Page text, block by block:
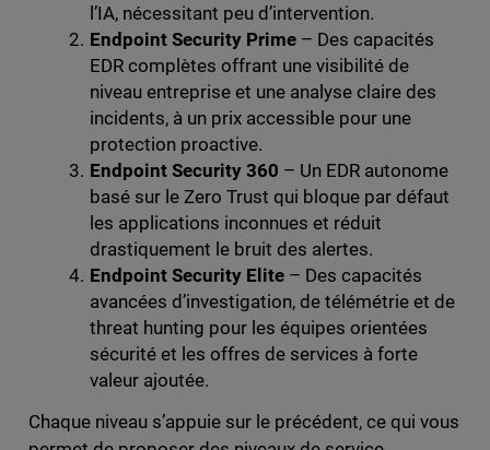
l’IA, nécessitant peu d’intervention.
Endpoint Security Prime– Des capacités
EDR complètes offrant une visibilité de
niveau entreprise et une analyse claire des
incidents, à un prix accessible pour une
protection proactive.
Endpoint Security 360 – Un EDR autonome
basé sur le Zero Trust qui bloque par défaut
les applications inconnues et réduit
drastiquement le bruit des alertes.
Endpoint Security Elite– Des capacités
avancées d’investigation, de télémétrie et de
threat hunting pour les équipes orientées
sécurité et les offres de services à forte
valeur ajoutée.
Chaque niveau s’appuie sur le précédent, ce qui vous